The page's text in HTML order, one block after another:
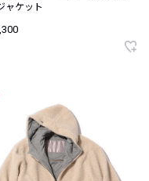
ャケット